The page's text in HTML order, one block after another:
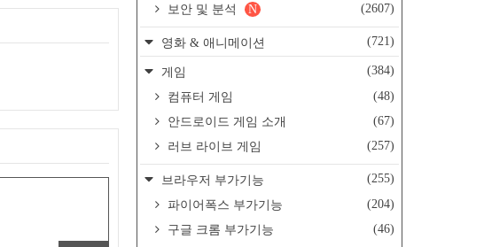
보안 및 분석
(2607)
N
영화 & 애니메이션 (721)
게임
(384)
컴퓨터 게임
(48)
안드로이드 게임 소개
(67)
러브 라이브 게임
(257)
브라우저 부가기능
(255)
파이어폭스 부가기능
(204)
구글 크롬 부가기능
(46)